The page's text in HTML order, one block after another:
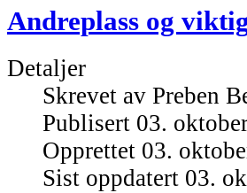
Andreplass og
Detaljer
Skrevet av Preben
Publisert 03.
Opprettet 03.
Sist oppdatert 03.